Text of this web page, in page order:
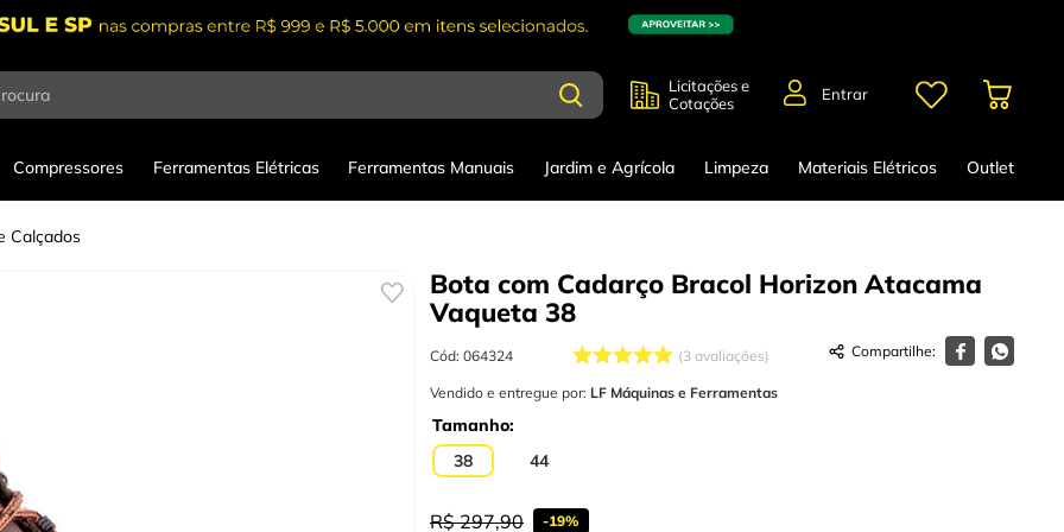
Licitações e
Cotações
Entrar
Compressores Ferramentas Elétricas Ferramentas Manuais Jardim e Agrícola Limpeza Materiais Elétricos Outlet
Calçados
Bota com Cadarço Bracol Horizon Atacama
Vaqueta 38
Cód: 064324 3 avaliações
Vendido e entregue por: LF Máquinas e Ferramentas
Tamanho
38
44
R$ 297,90 -19%